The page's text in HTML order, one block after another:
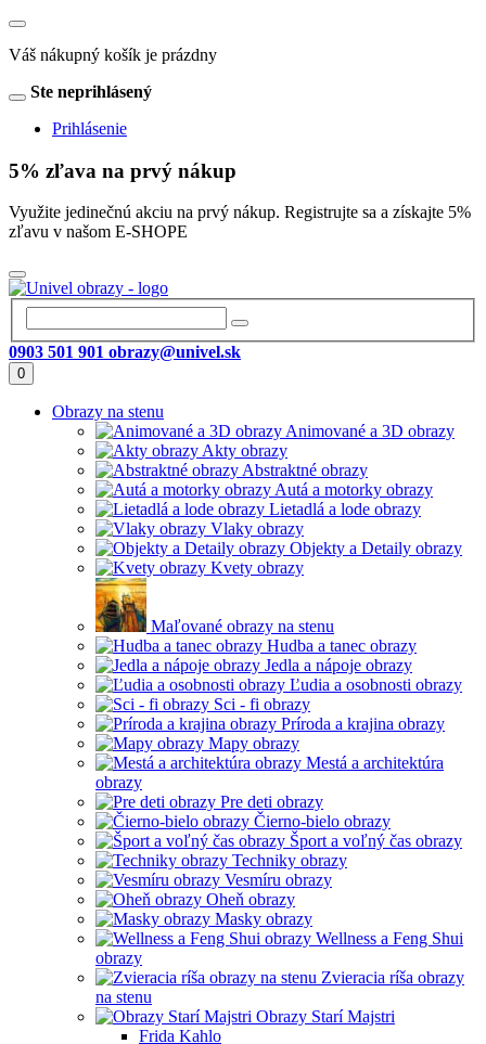
Váš nákupný košík je prázdny
Ste neprihlásený
Prihlásenie
5% zľava na prvý nákup
Využite jedinečnú akciu na prvý nákup. Registrujte sa a získajte 5%
zľavu v našom E-SHOPE
0903 501 901 obrazy@univel.sk
0
Obrazy na stenu
Animované a 3D obrazy
Akty obrazy
Abstraktné obrazy
Autá a motorky obrazy
Lietadlá a lode obrazy
Vlaky obrazy
Objekty a Detaily obrazy
Kvety obrazy
Maľované obrazy na stenu
Hudba a tanec obrazy
Jedla a nápoje obrazy
Ľudia a osobnosti obrazy
Sci - fi obrazy
Príroda a krajina obrazy
Mapy obrazy
Mestá a architektúra
obrazy
Pre deti obrazy
Čierno-bielo obrazy
Šport a voľný čas obrazy
Techniky obrazy
Vesmíru obrazy
Oheň obrazy
Masky obrazy
Wellness a Feng Shui
obrazy
Zvieracia ríša obrazy
na stenu
Obrazy Starí Majstri
Frida Kahlo